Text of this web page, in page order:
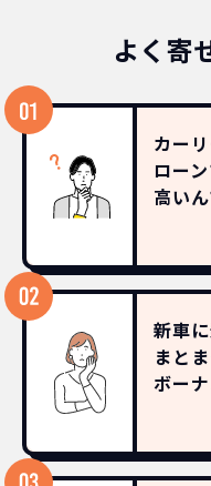
よく寄
カー
ロー
高い
新車
まと
ボー